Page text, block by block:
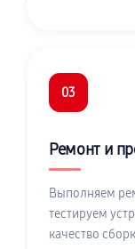
03
Ремонт и
Выполняем
тестируем
качество